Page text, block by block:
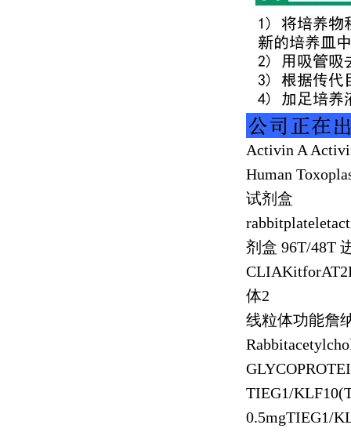
Activin A
Human
试剂盒
剂盒 96T/48T
体2
线粒体功能詹
TIEG1/
0.5mgTIEG1/